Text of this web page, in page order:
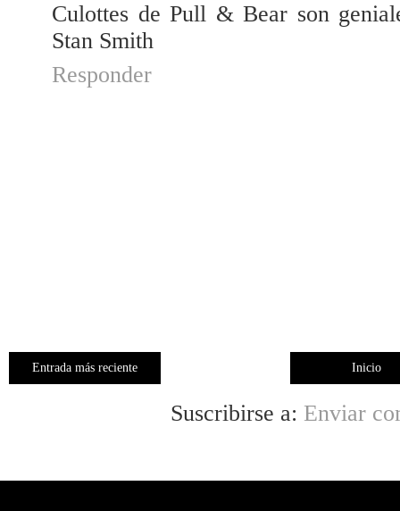
Culottes de Pull & Bear son
Stan Smith
Responder
Entrada más reciente Inicio
Suscribirse a: Enviar